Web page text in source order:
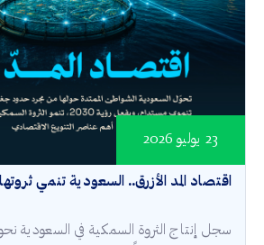
اقتصاد المد الأزرق.. السعودية تنمي
23 يوليو 2026